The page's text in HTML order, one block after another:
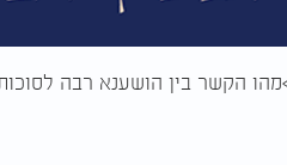
מהו הקשר בין הושענא רבה